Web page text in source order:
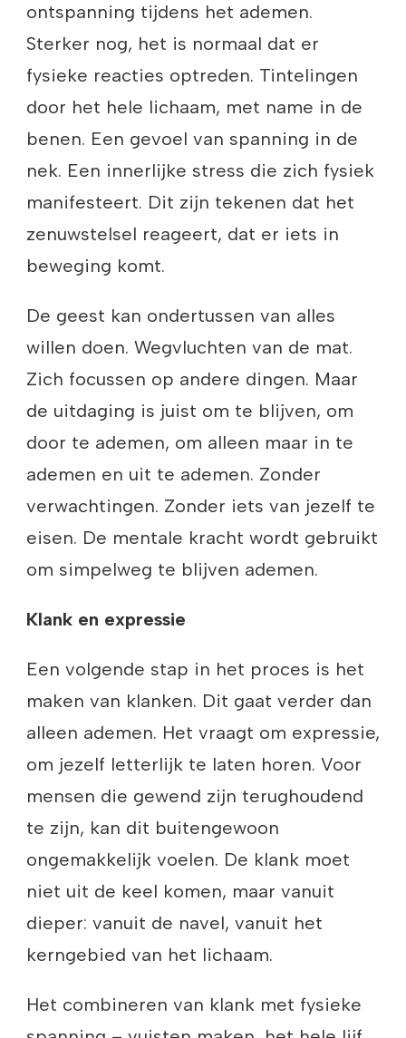
ontspanning tijdens het ademen.
Sterker nog, het is normaal dat er
fysieke reacties optreden. Tintelingen
door het hele lichaam, met name in de
benen. Een gevoel van spanning in de
nek. Een innerlijke stress die zich fysiek
manifesteert. Dit zijn tekenen dat het
zenuwstelsel reageert, dat er iets in
beweging komt.
De geest kan ondertussen van alles
willen doen. Wegvluchten van de mat.
Zich focussen op andere dingen. Maar
de uitdaging is juist om te blijven, om
door te ademen, om alleen maar in te
ademen en uit te ademen. Zonder
verwachtingen. Zonder iets van jezelf te
eisen. De mentale kracht wordt gebruikt
om simpelweg te blijven ademen.
Klank en expressie
Een volgende stap in het proces is het
maken van klanken. Dit gaat verder dan
alleen ademen. Het vraagt om expressie,
om jezelf letterlijk te laten horen. Voor
mensen die gewend zijn terughoudend
te zijn, kan dit buitengewoon
ongemakkelijk voelen. De klank moet
niet uit de keel komen, maar vanuit
dieper: vanuit de navel, vanuit het
kerngebied van het lichaam.
Het combineren van klank met fysieke